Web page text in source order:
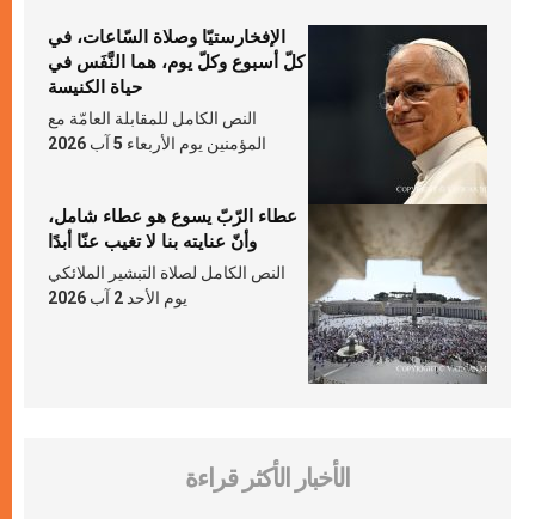
الإفخارستيّا وصلاة السّاعات، في
كلّ أسبوع وكلّ يوم، هما النَّفَس في
حياة الكنيسة
النص الكامل للمقابلة العامّة مع
المؤمنين يوم الأربعاء 5 آب 2026
عطاء الرّبّ يسوع هو عطاء شامل،
وأنّ عنايته بنا لا تغيب عنّا أبدًا
النص الكامل لصلاة التبشير الملائكي
يوم الأحد 2 آب 2026
الأخبار الأكثر قراءة